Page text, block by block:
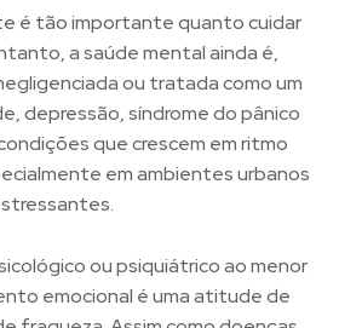
é tão importante quanto cuidar
a saúde mental ainda é,
ou tratada como um
depressão, síndrome do pânico
que crescem em ritmo
em ambientes urbanos
ou psiquiátrico ao menor
emocional é uma atitude de